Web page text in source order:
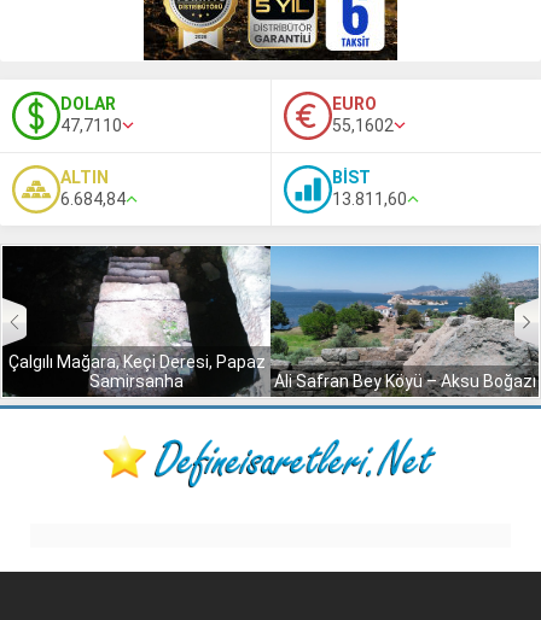
DOLAR
47,7110
EURO
55,1602
ALTIN
6.684,84
BİST
13.811,60
Çalgılı Mağara, Keçi Deresi, Papaz
Samirsanha
Ali Safran Bey Köyü – Aksu Boğazı